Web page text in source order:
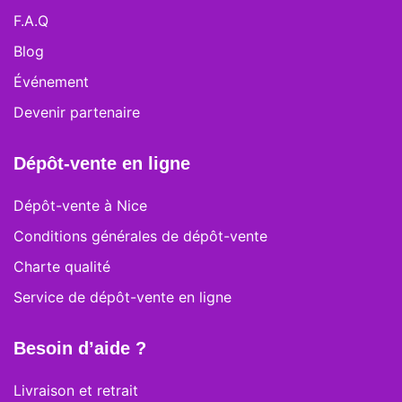
F.A.Q
Blog
Événement
Devenir partenaire
Dépôt-vente en ligne
Dépôt-vente à Nice
Conditions générales de dépôt-vente
Charte qualité
Service de dépôt-vente en ligne
Besoin d’aide ?
Livraison et retrait